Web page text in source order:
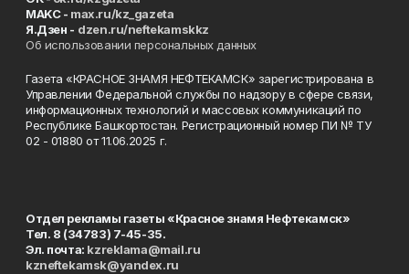
MAKC - max.ru/kz_gazeta
Я.Дзен - dzen.ru/neftekamskkz
Об использовании персональных данных
Газета «КРАСНОЕ ЗНАМЯ НЕФТЕКАМСК» зарегистрирована в
Управлении Федеральной службы по надзору в сфере связи,
информационных технологий и массовых коммуникаций по
Республике Башкортостан. Регистрационный номер ПИ № ТУ
02 - 01880 от 11.06.2025 г.
Отдел рекламы газеты «Красное знамя Нефтекамск»
Тел. 8 (34783) 7-45-35.
Эл. почта: kzreklama@mail.ru
kzneftekamsk@yandex.ru